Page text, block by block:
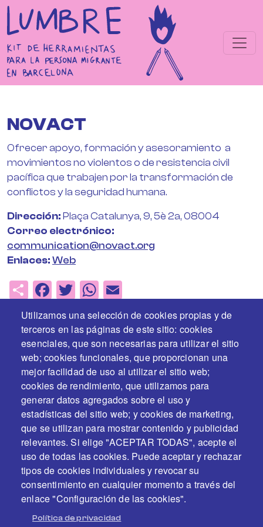
Pasar al contenido principal
NOVACT
Ofrecer apoyo, formación y asesoramiento a
movimientos no violentos o de resistencia civil
pacífica que trabajen por la transformación de
conflictos y la seguridad humana.
Dirección Plaça Catalunya, 9, 5è 2a, 08004
Correo electrónico
communication@novact.org
Enlaces Web
Share
Facebook
Twitter
WhatsApp
En colaboración y con el apoyo de
Utilizamos una selección de cookies propias y de
terceros en las páginas de este sitio: cookies
esenciales, que son necesarias para utilizar el sitio
web; cookies funcionales, que proporcionan una
mejor facilidad de uso al utilizar el sitio web;
cookies de rendimiento, que utilizamos para
generar datos agregados sobre el uso y
estadísticas del sitio web; y cookies de marketing,
que se utilizan para mostrar contenido y publicidad
relevantes. Si elige "ACEPTAR TODAS", acepte el
uso de todas las cookies. Puede aceptar y rechazar
tipos de cookies individuales y revocar su
consentimiento en cualquier momento a través del
enlace "Configuración de las cookies".
Política de privacidad